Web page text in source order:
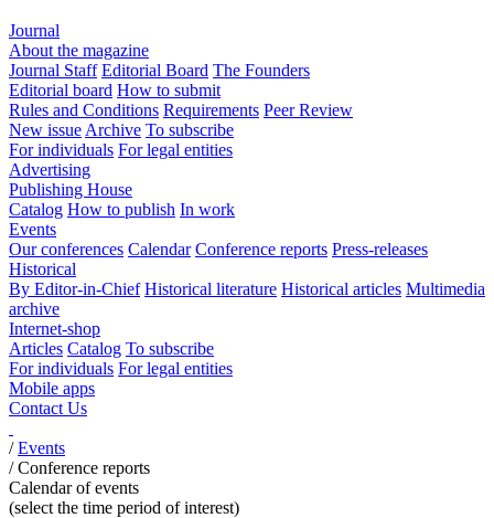
Journal
About the magazine
Journal Staff Editorial Board The Founders
Editorial board How to submit
Rules and Conditions Requirements Peer Review
New issue Archive To subscribe
For individuals For legal entities
Advertising
Publishing House
Catalog How to publish In work
Events
Our conferences Calendar Conference reports Press-releases
Historical
By Editor-in-Chief Historical literature Historical articles Multimedia
archive
Internet-shop
Articles Catalog To subscribe
For individuals For legal entities
Mobile apps
Contact Us
/Events
/Conference reports
Calendar of events
(select the time period of interest)